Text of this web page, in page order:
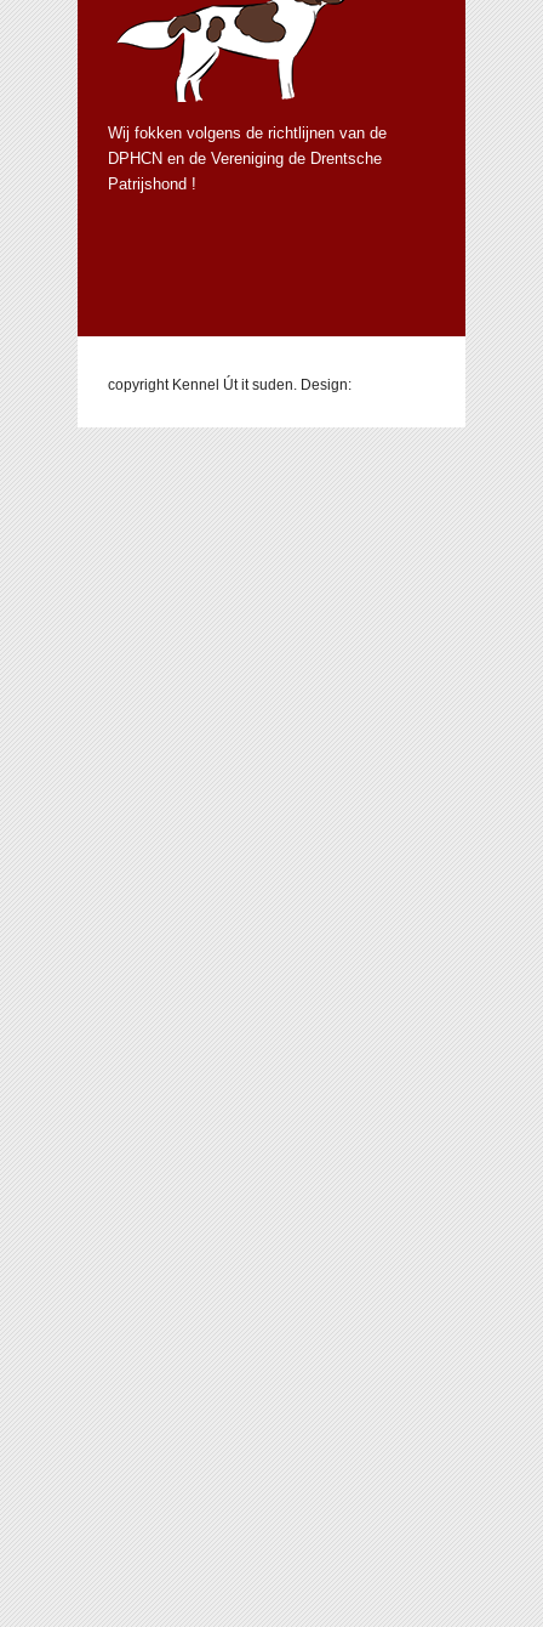
Wij fokken volgens de richtlijnen van de
DPHCN en de Vereniging de Drentsche
Patrijshond !
copyright Kennel Út it suden. Design: